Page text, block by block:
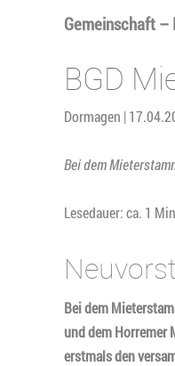
Gemeinschaft –
BGD
Dormagen |
Bei dem
Lesedauer: ca. 1
Bei dem
und dem Horremer
erstmals den